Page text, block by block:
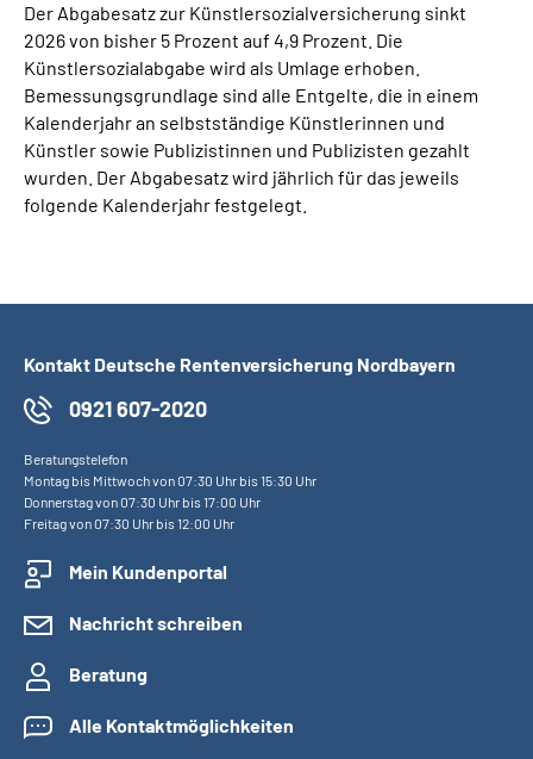
Der Abgabesatz zur Künstlersozialversicherung sinkt
2026 von bisher 5 Prozent auf 4,9 Prozent. Die
Künstlersozialabgabe wird als Umlage erhoben.
Bemessungsgrundlage sind alle Entgelte, die in einem
Kalenderjahr an selbstständige Künstlerinnen und
Künstler sowie Publizistinnen und Publizisten gezahlt
wurden. Der Abgabesatz wird jährlich für das jeweils
folgende Kalenderjahr festgelegt.
Kontakt Deutsche Rentenversicherung Nordbayern
0921 607-2020
Beratungstelefon
Montag bis Mittwoch von 07:30 Uhr bis 15:30 Uhr
Donnerstag von 07:30 Uhr bis 17:00 Uhr
Freitag von 07:30 Uhr bis 12:00 Uhr
Mein Kundenportal
Nachricht schreiben
Beratung
Alle Kontaktmöglichkeiten